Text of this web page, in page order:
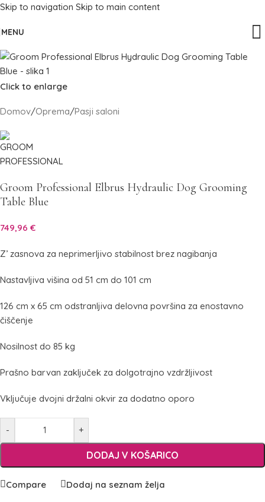
Skip to navigation Skip to main content
MENU
Click to enlarge
Domov/Oprema/Pasji saloni
Groom Professional Elbrus Hydraulic Dog Grooming
Table Blue
749,96 €
Z’ zasnova za neprimerljivo stabilnost brez nagibanja
Nastavljiva višina od 51 cm do 101 cm
126 cm x 65 cm odstranljiva delovna površina za enostavno
čiščenje
Nosilnost do 85 kg
Prašno barvan zaključek za dolgotrajno vzdržljivost
Vključuje dvojni držalni okvir za dodatno oporo
- +
DODAJ V KOŠARICO
Compare Dodaj na seznam želja